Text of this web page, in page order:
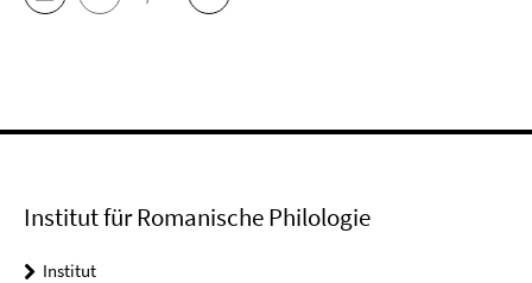
Institut für Romanische Philologie
Institut